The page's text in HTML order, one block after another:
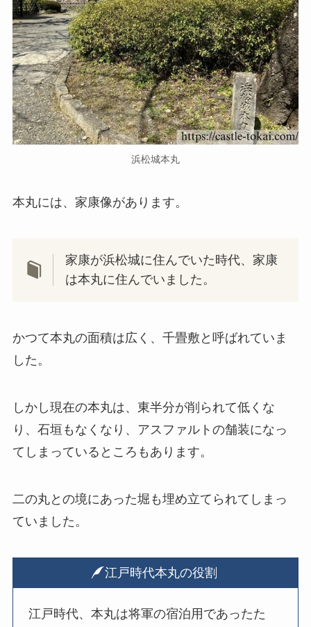
浜松城本丸
本丸には、家康像があります。
家康が浜松城に住んでいた時代、家康
は本丸に住んでいました。
かつて本丸の面積は広く、千畳敷と呼ばれていま
した。
しかし現在の本丸は、東半分が削られて低くな
り、石垣もなくなり、アスファルトの舗装になっ
てしまっているところもあります。
二の丸との境にあった堀も埋め立てられてしまっ
ていました。
江戸時代本丸の役割
江戸時代、本丸は将軍の宿泊用であったた